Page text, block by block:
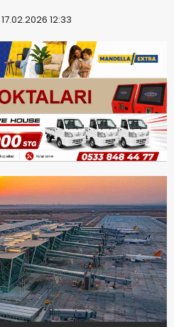
17.02.2026 12:33